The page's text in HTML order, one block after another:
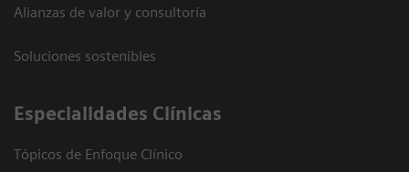
Alianzas de valor y consultoría
Soluciones sostenibles
Especialidades Clínicas
Tópicos de Enfoque Clínico